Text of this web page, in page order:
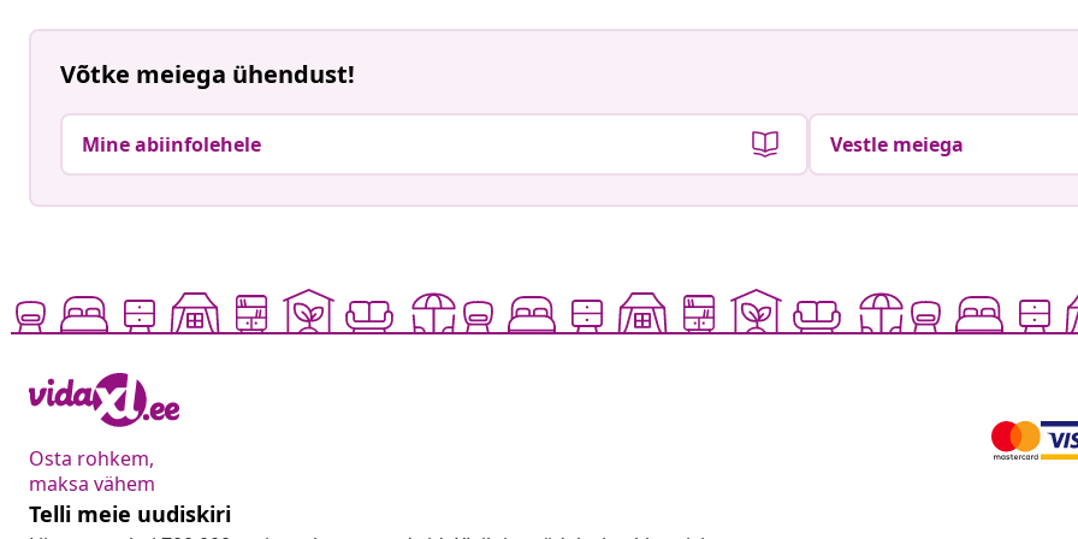
Võtke meiega ühendust!
Mine abiinfolehele Vestle meiega
Osta rohkem,
maksa vähem
Telli meie uudiskiri